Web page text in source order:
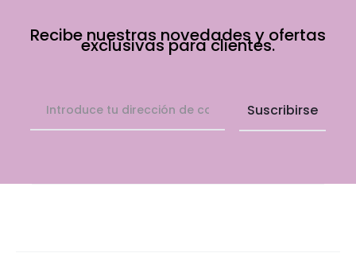
Recibe nuestras novedades y ofertas
exclusivas para clientes.